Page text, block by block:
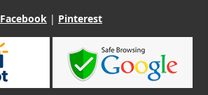
Facebook | Pinterest